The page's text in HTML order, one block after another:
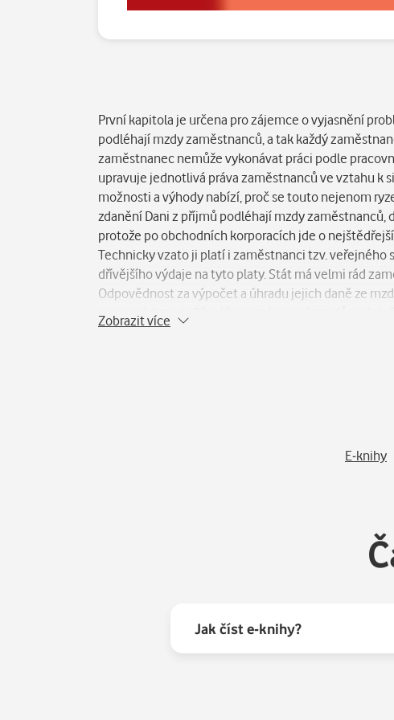
První kapitola je určena pro zájemce o vyjasnění
podléhají mzdy zaměstnanců, a tak každý
zaměstnanec nemůže vykonávat práci podle
upravuje jednotlivá práva zaměstnanců ve vztahu k
možnosti a výhody nabízí, proč se touto nejenom
zdanění Dani z příjmů podléhají mzdy zaměstnanců,
protože po obchodních korporacích jde o
Technicky vzato ji platí i zaměstnanci tzv.
dřívějšího výdaje na tyto platy. Stát má velmi rád
Odpovědnost za výpočet a úhradu jejich daně ze
pracovní dopady Překážky v práci mají ten
pracovní dobu. Zákoník práce proto na různých
není po stránce názvosloví pojmem zcela
Vzhledem k tomu, že se v právní praxi již ujalo
obnáší právo stavby, jaká úskalí skrývá, jaké
účetně a daňově. To je hned najednou několik
Zobrazit více
E-knihy
Jak číst e-knihy?